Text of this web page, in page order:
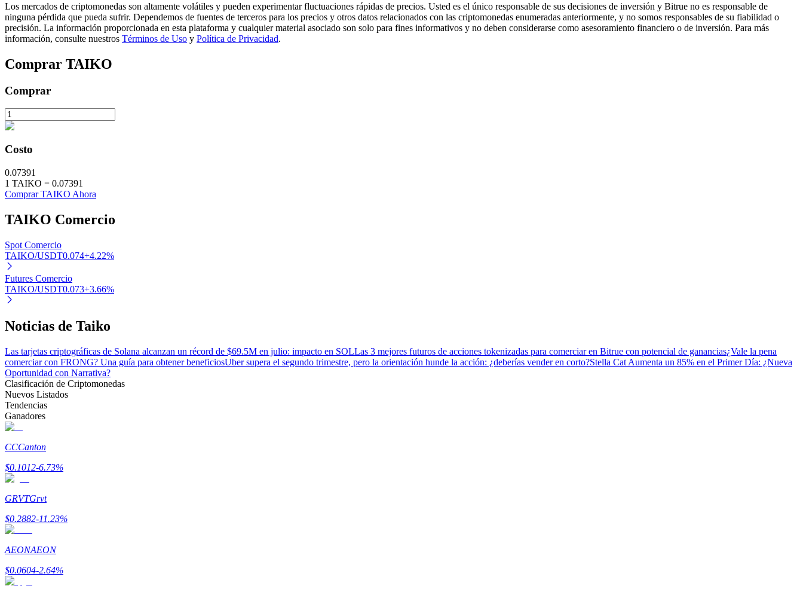
Alta rentabilidad y acceso instantáneo
Launchpool
Participación flexible para ganar tokens populares
Bloqueos BTR
Inversiones exclusivas para titulares de BTR
Préstamos
Servicio de préstamos respaldado por criptomonedas
Los mercados de criptomonedas son altamente volátiles y pueden experimentar fluctuaciones rápidas de precios. Usted es el único responsable de sus decisiones de inversión y Bitrue no es responsable de
ninguna pérdida que pueda sufrir. Dependemos de fuentes de terceros para los precios y otros datos relacionados con las criptomonedas enumeradas anteriormente, y no somos responsables de su fiabilidad o
precisión. La información proporcionada en esta plataforma y cualquier material asociado son solo para fines informativos y no deben considerarse como asesoramiento financiero o de inversión. Para más
información, consulte nuestros Términos de Uso y Política de Privacidad.
Comprar TAIKO
Comprar
Costo
0.07391
1 TAIKO = 0.07391
Comprar TAIKO Ahora
TAIKO Comercio
Spot Comercio
TAIKO/USDT0.074+4.22%
Futures Comercio
TAIKO/USDT0.073+3.66%
Noticias de Taiko
Las tarjetas criptográficas de Solana alcanzan un récord de $69.5M en julio: impacto en SOLLas 3 mejores futuros de acciones tokenizadas para comerciar en Bitrue con potencial de ganancias¿Vale la pena
comerciar con FRONG? Una guía para obtener beneficiosUber supera el segundo trimestre, pero la orientación hunde la acción: ¿deberías vender en corto?Stella Cat Aumenta un 85% en el Primer Día: ¿Nueva
Oportunidad con Narrativa?
Clasificación de Criptomonedas
Nuevos Listados
Tendencias
Ganadores
CCCanton
$0.1012-6.73%
GRVTGrvt
$0.2882-11.23%
AEONAEON
$0.0604-2.64%